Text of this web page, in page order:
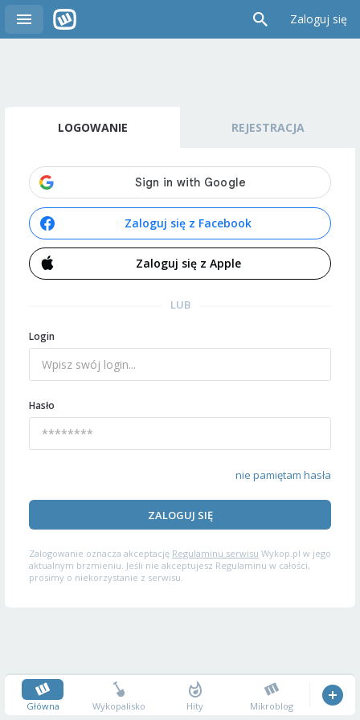
Zaloguj się
LOGOWANIE REJESTRACJA
Zaloguj się z Facebook
Zaloguj się z Apple
LUB
Login
Hasło
nie pamiętam hasła
ZALOGUJ SIĘ
Zalogowanie oznacza akceptację Regulaminu serwisu Wykop.pl w jego
aktualnym brzmieniu. Jeśli nie akceptujesz Regulaminu w całości,
prosimy o niekorzystanie z serwisu.
Główna Wykopalisko Hity Mikroblog